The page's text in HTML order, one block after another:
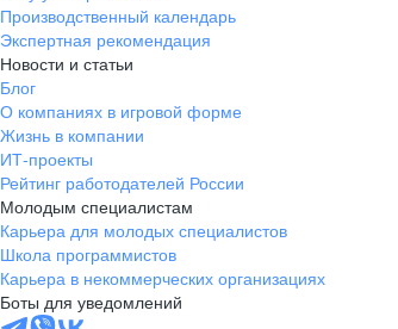
Производственный календарь
Экспертная рекомендация
Новости и статьи
Блог
О компаниях в игровой форме
Жизнь в компании
ИТ-проекты
Рейтинг работодателей России
Молодым специалистам
Карьера для молодых специалистов
Школа программистов
Карьера в некоммерческих организациях
Боты для уведомлений